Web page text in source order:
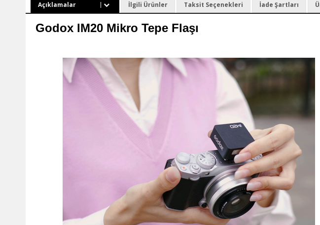
Açıklamalar İlgili Ürünler Taksit Seçenekleri İade Şartları
Godox IM20 Mikro Tepe Flaşı